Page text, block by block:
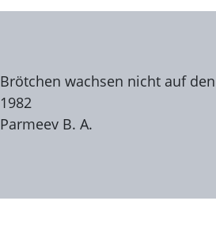
Brötchen wachsen nicht auf
1982
Parmeev B. A.